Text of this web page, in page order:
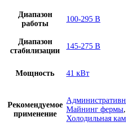
Диапазон
работы
100-295 В
Диапазон
стабилизации
145-275 В
Мощность 41 кВт
Рекомендуемое
применение
Майнинг фермы,
Холодильная